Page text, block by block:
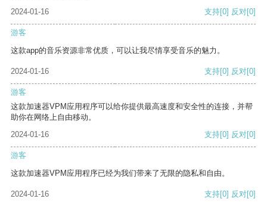
2024-01-16
支持[0] 反对[0]
游客
这款app的音乐资源非常优质，可以让我尽情享受音乐的魅力。
2024-01-16 支持[0] 反对[0]
游客
这款加速器VPM应用程序可以给你提供最高速度和安全性的连接，并帮
助你在网络上自由移动。
2024-01-16
支持[0] 反对[0]
游客
这款加速器VPM应用程序已经为我们带来了无限的隐私和自由。
2024-01-16 支持[0] 反对[0]